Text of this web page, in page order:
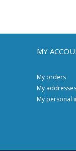
MY
My orders
My addresses
My personal